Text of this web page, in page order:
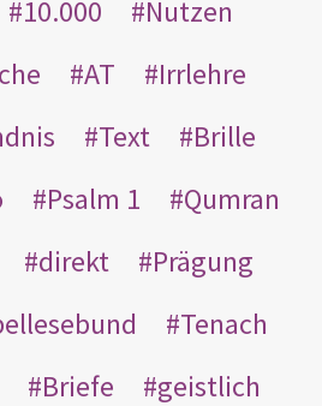
10.000
Nutzen
AT
Irrlehre
Text
Brille
Psalm 1
Qumran
direkt
Prägung
Tenach
Briefe
geistlich